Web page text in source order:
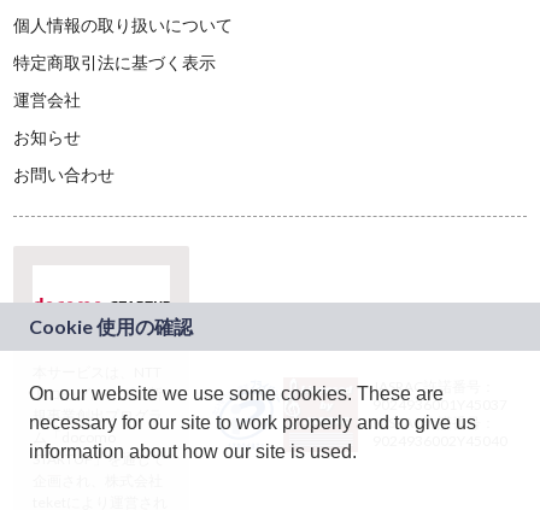
個人情報の取り扱いについて
特定商取引法に基づく表示
運営会社
お知らせ
お問い合わせ
ドコモグループの新
規事業創出プログラ
ム「docomo
STARTUP」を通じて
JASRAC許諾番号：
9024936001Y45037
JASRAC許諾番号：
On our website we use some cookies. These are
necessary for our site to work properly and to give us
information about how our site is used.